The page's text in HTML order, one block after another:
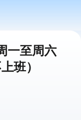
一至周六
班）